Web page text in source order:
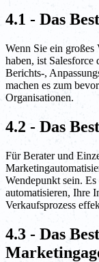
4.1 - Das
Wenn Sie ein großes
haben, ist
Berichts-,
machen es zum
Organisationen.
4.2 - Das
Für Berater und
Wendepunkt sein.
automatisieren, Ihre
Verkaufsprozess
4.3 - Das